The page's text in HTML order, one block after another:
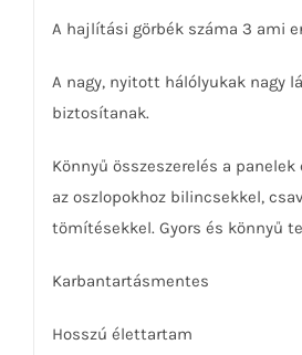
A hajlítási görbék száma 3 ami
A nagy, nyitott hálólyukak nagy
biztosítanak.
Könnyű összeszerelés a
az oszlopokhoz bilincsekkel,
tömítésekkel. Gyors és könnyű
Karbantartásmentes
Hosszú élettartam